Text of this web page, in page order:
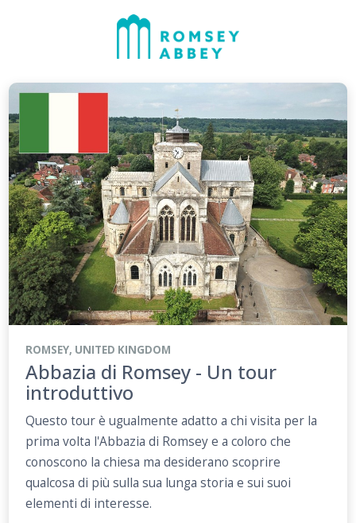
ROMSEY, UNITED KINGDOM
Abbazia di Romsey - Un tour
introduttivo
Questo tour è ugualmente adatto a chi visita per la
prima volta l'Abbazia di Romsey e a coloro che
conoscono la chiesa ma desiderano scoprire
qualcosa di più sulla sua lunga storia e sui suoi
elementi di interesse.